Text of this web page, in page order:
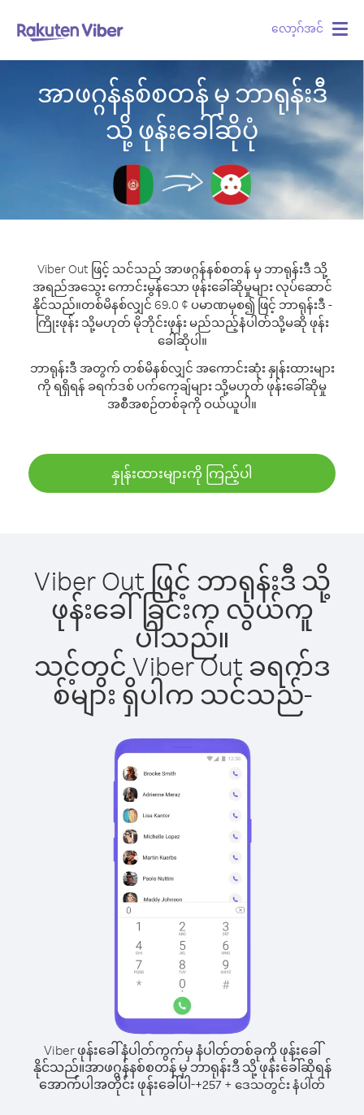
လော့ဂ်အင်
အာဖဂ္ဂန်နစ်စတန် မှ ဘာရုန်းဒီ
သို့ ဖုန်းခေါ်ဆိုပုံ
Viber Out ဖြင့် သင်သည် အာဖဂ္ဂန်နစ်စတန် မှ ဘာရုန်းဒီ သို့
အရည်အသွေး ကောင်းမွန်သော ဖုန်းခေါ်ဆိုမှုများ လုပ်ဆောင်
နိုင်သည်။တစ်မိနစ်လျှင် 69.0 ¢ ပမာဏမှစ၍ ဖြင့် ဘာရုန်းဒီ -
ကြိုးဖုန်း သို့မဟုတ် မိုဘိုင်းဖုန်း မည်သည့်နံပါတ်သို့မဆို ဖုန်း
ခေါ်ဆိုပါ။
ဘာရုန်းဒီ အတွက် တစ်မိနစ်လျှင် အကောင်းဆုံး နှုန်းထားများ
ကို ရရှိရန် ခရက်ဒစ် ပက်ကေ့ချ်များ သို့မဟုတ် ဖုန်းခေါ်ဆိုမှု
အစီအစဉ်တစ်ခုကို ဝယ်ယူပါ။
နှုန်းထားများကို ကြည့်ပါ
Viber Out ဖြင့် ဘာရုန်းဒီ သို့
ဖုန်းခေါ်ခြင်းက လွယ်ကူ
ပါသည်။
သင့်တွင် Viber Out ခရက်ဒ
စ်များ ရှိပါက သင်သည်-
Viber ဖုန်းခေါ်နံပါတ်ကွက်မှ နံပါတ်တစ်ခုကို ဖုန်းခေါ်
နိုင်သည်။အာဖဂ္ဂန်နစ်စတန် မှ ဘာရုန်းဒီ သို့ ဖုန်းခေါ်ဆိုရန်
အောက်ပါအတိုင်း ဖုန်းခေါ်ပါ-+257 + ဒေသတွင်း နံပါတ်